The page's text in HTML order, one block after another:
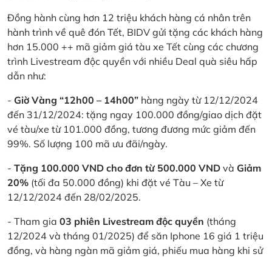
Đồng hành cùng hơn 12 triệu khách hàng cá nhân trên
hành trình về quê đón Tết, BIDV gửi tặng các khách hàng
hơn 15.000 ++ mã giảm giá tàu xe Tết cùng các chương
trình Livestream độc quyền với nhiều Deal quà siêu hấp
dẫn như:
- Giờ Vàng “12h00 – 14h00” hàng ngày từ 12/12/2024
đến 31/12/2024: tặng ngay 100.000 đồng/giao dịch đặt
vé tàu/xe từ 101.000 đồng, tương đương mức giảm đến
99%. Số lượng 100 mã ưu đãi/ngày.
- Tặng 100.000 VND cho đơn từ 500.000 VND và Giảm
20% (tối đa 50.000 đồng) khi đặt vé Tàu – Xe từ
12/12/2024 đến 28/02/2025.
- Tham gia 03 phiên Livestream độc quyền (tháng
12/2024 và tháng 01/2025) để săn Iphone 16 giá 1 triệu
đồng, và hàng ngàn mã giảm giá, phiếu mua hàng khi sử